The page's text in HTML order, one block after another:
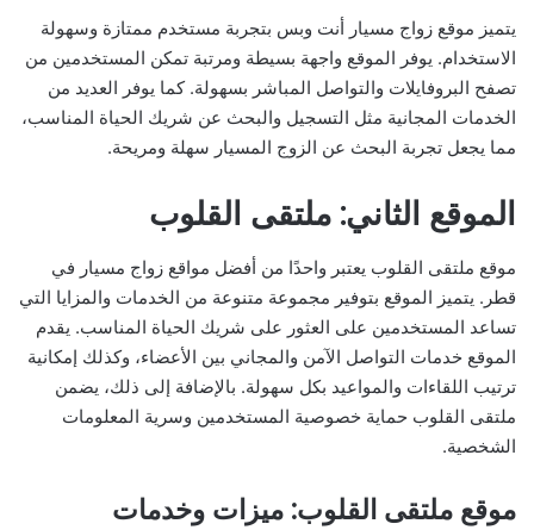
يتميز موقع زواج مسيار أنت وبس بتجربة مستخدم ممتازة وسهولة
الاستخدام. يوفر الموقع واجهة بسيطة ومرتبة تمكن المستخدمين من
تصفح البروفايلات والتواصل المباشر بسهولة. كما يوفر العديد من
الخدمات المجانية مثل التسجيل والبحث عن شريك الحياة المناسب،
مما يجعل تجربة البحث عن الزوج المسيار سهلة ومريحة.
الموقع الثاني: ملتقى القلوب
موقع ملتقى القلوب يعتبر واحدًا من أفضل مواقع زواج مسيار في
قطر. يتميز الموقع بتوفير مجموعة متنوعة من الخدمات والمزايا التي
تساعد المستخدمين على العثور على شريك الحياة المناسب. يقدم
الموقع خدمات التواصل الآمن والمجاني بين الأعضاء، وكذلك إمكانية
ترتيب اللقاءات والمواعيد بكل سهولة. بالإضافة إلى ذلك، يضمن
ملتقى القلوب حماية خصوصية المستخدمين وسرية المعلومات
الشخصية.
موقع ملتقى القلوب: ميزات وخدمات